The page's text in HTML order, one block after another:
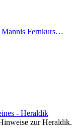
Fernkurs…
- Heraldik
zur Heraldik.